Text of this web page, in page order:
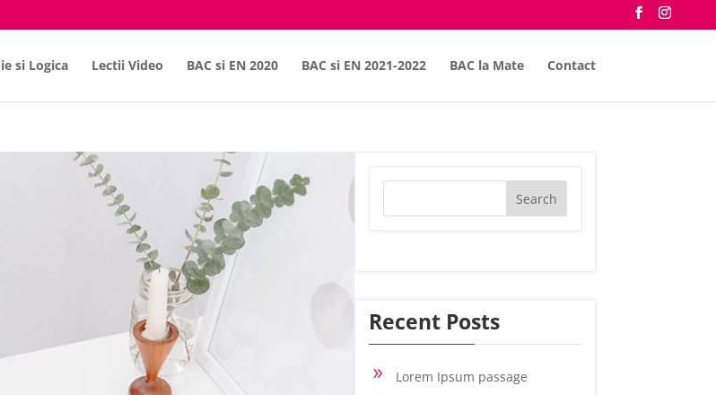
si Logica Lectii Video BAC si EN 2020 BAC si EN 2021-2022 BAC la Mate Contact
Recent Posts
9 Lorem Ipsum passage